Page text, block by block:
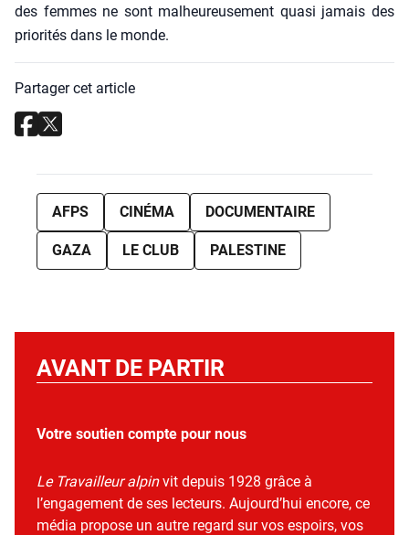
des femmes ne sont mal­heu­reu­se­ment qua­si jamais des
prio­ri­tés dans le monde.
Partager cet article
AFPS CINÉMA DOCUMENTAIRE
GAZA LE CLUB PALESTINE
AVANT DE PARTIR
Votre soutien compte pour nous
Le Travailleur alpinvit depuis 1928 grâce à
l’engagement de ses lecteurs. Aujourd’hui encore, ce
média propose un autre regard sur vos espoirs, vos